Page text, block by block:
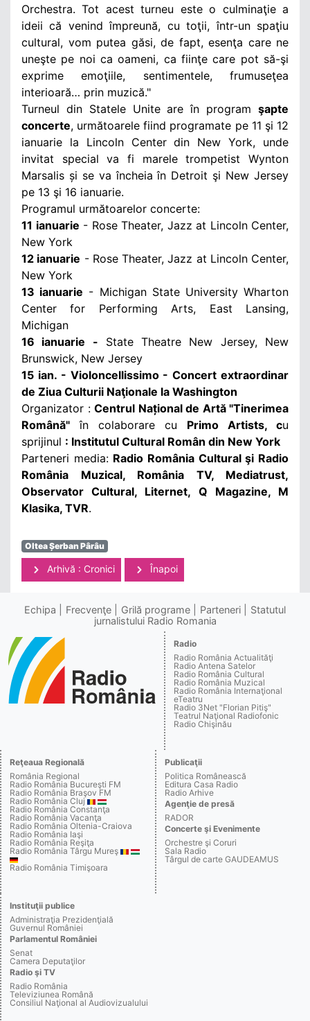
Orchestra. Tot acest turneu este o culminaţie a
ideii că venind împreună, cu toţii, într-un spaţiu
cultural, vom putea găsi, de fapt, esenţa care ne
uneşte pe noi ca oameni, ca fiinţe care pot să-şi
exprime emoţiile, sentimentele, frumuseţea
interioară… prin muzică."
Turneul din Statele Unite are în program şapte
concerte, următoarele fiind programate pe 11 şi 12
ianuarie la Lincoln Center din New York, unde
invitat special va fi marele trompetist Wynton
Marsalis și se va încheia în Detroit şi New Jersey
pe 13 şi 16 ianuarie.
Programul următoarelor concerte:
11 ianuarie - Rose Theater, Jazz at Lincoln Center,
New York
12 ianuarie - Rose Theater, Jazz at Lincoln Center,
New York
13 ianuarie - Michigan State University Wharton
Center for Performing Arts, East Lansing,
Michigan
16 ianuarie -
State Theatre New Jersey, New
Brunswick, New Jersey
15 ian. - Violoncellissimo - Concert extraordinar
de Ziua Culturii Naţionale la Washington
Organizator : Centrul Național de Artă "Tinerimea
Română" în colaborare cu Primo Artists, cu
sprijinul : Institutul Cultural Român din New York
Parteneri media: Radio România Cultural şi Radio
România Muzical, România TV, Mediatrust,
Observator Cultural, Liternet, Q Magazine, M
Klasika, TVR.
Oltea Șerban Pârâu
Arhivă : Cronici Înapoi
Echipa Frecvenţe Grilă programe Parteneri
Statutul
jurnalistului Radio Romania
Radio
Radio România Actualităţi
Radio Antena Satelor
Radio România Cultural
Radio România Muzical
Radio România Internaţional
eTeatru
Radio 3Net "Florian Pitiş"
Teatrul Naţional Radiofonic
Radio Chişinău
Reţeaua Regională
România Regional
Radio România Bucureşti FM
Radio România Braşov FM
Radio România Cluj
Radio România Constanţa
Radio România Vacanţa
Radio România Oltenia-Craiova
Radio România Iaşi
Radio România Reşiţa
Radio România Târgu Mureş
Radio România Timişoara
Publicaţii
Politica Românească
Editura Casa Radio
Radio Arhive
Agenţie de presă
RADOR
Concerte şi Evenimente
Orchestre şi Coruri
Sala Radio
Târgul de carte GAUDEAMUS
Instituţii publice
Administraţia Prezidenţială
Guvernul României
Parlamentul României
Senat
Camera Deputaţilor
Radio şi TV
Radio România
Televiziunea Română
Consiliul Naţional al Audiovizualului